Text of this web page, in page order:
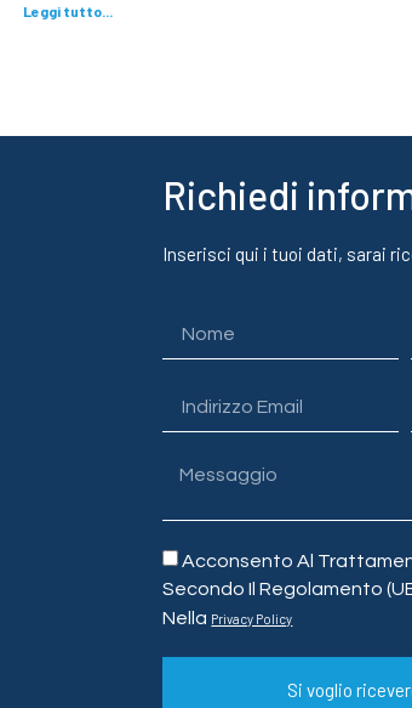
Leggi tutto...
Richiedi
Inserisci qui i tuoi dati, sarai
Acconsento Al
Secondo Il Regolamento
Nella Privacy Policy
Si voglio